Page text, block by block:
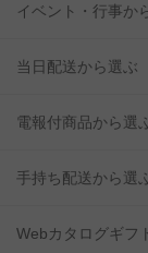
イベント・行事か
当日配送から選ぶ
電報付商品から選
手持ち配送から選
Webカタログギフ